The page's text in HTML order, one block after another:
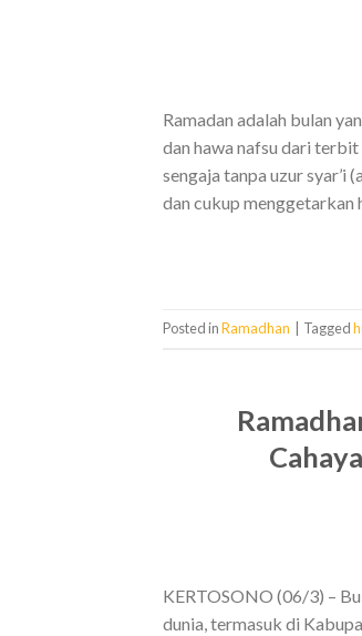
Ramadan adalah bulan
dan hawa nafsu dari
sengaja tanpa uzur syar’i
dan cukup menggetarkan
Posted inRamadhan Tagged
KERTOSONO (06/3) –
dunia, termasuk di